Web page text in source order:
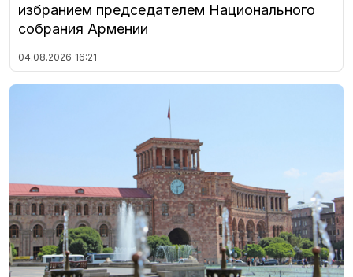
избранием председателем Национального
собрания Армении
04.08.2026 16:21